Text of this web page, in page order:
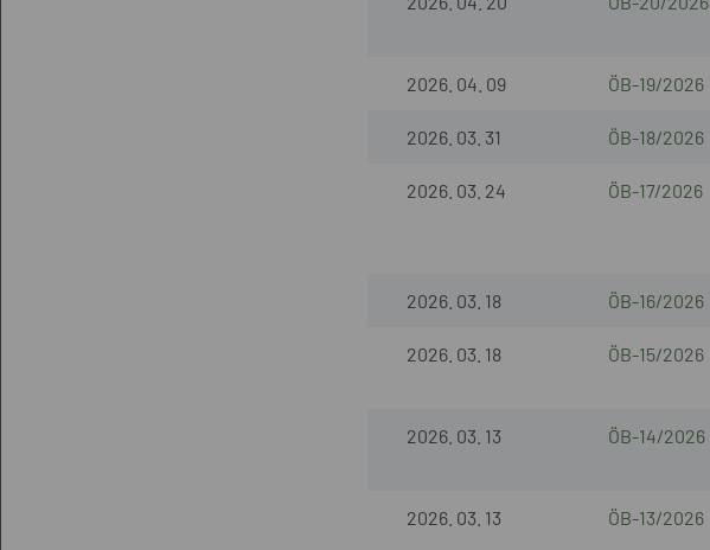
2026. 04. 09 ÖB-19/2026
2026. 03. 31 ÖB-18/2026
2026. 03. 24 ÖB-17/2026
2026. 03. 18 ÖB-16/2026
2026. 03. 18 ÖB-15/2026
2026. 03. 13 ÖB-14/2026
2026. 03. 13 ÖB-13/2026